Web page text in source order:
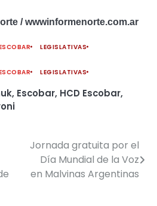
/ wwwinformenorte.com.ar
LEGISLATIVAS
LEGISLATIVAS
, Escobar, HCD Escobar,
Jornada gratuita por el
Día Mundial de la Voz
en Malvinas Argentinas